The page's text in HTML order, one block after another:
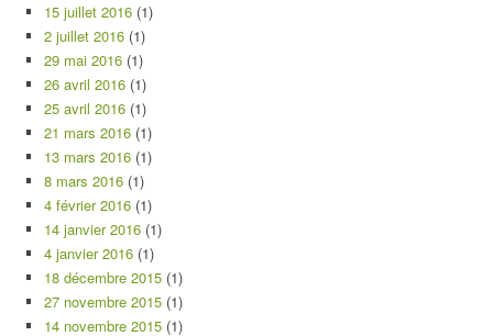
15 juillet 2016 (1)
2 juillet 2016 (1)
29 mai 2016 (1)
26 avril 2016 (1)
25 avril 2016 (1)
21 mars 2016 (1)
13 mars 2016 (1)
8 mars 2016 (1)
4 février 2016 (1)
14 janvier 2016 (1)
4 janvier 2016 (1)
18 décembre 2015 (1)
27 novembre 2015 (1)
14 novembre 2015 (1)